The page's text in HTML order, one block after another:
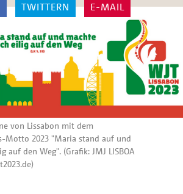
TWITTERN E-MAIL
von Lissabon mit dem
Motto 2023 "Maria stand auf und
auf den Weg". (Grafik: JMJ LISBOA